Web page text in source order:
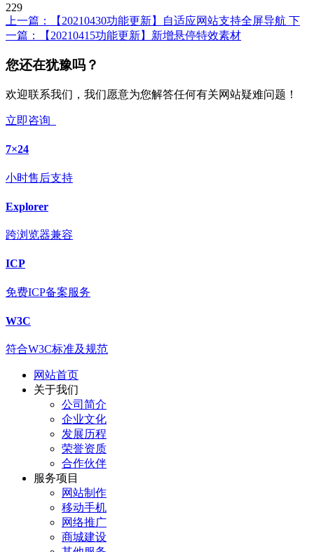
229
上一篇：
【20210430功能更新】自适应网站支持全屏导航 下
一篇：
【20210415功能更新】新增悬停特效素材
您还在犹豫吗？
欢迎联系我们，我们愿意为您解答任何有关网站疑难问题！
立即咨询
7×24
小时售后支持
Explorer
跨浏览器兼容
ICP
免费ICP备案服务
W3C
符合W3C标准及规范
网站首页
关于我们
公司简介
企业文化
发展历程
荣誉资质
合作伙伴
服务项目
网站制作
移动手机
网络推广
商城建设